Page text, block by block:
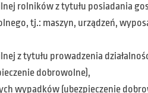
rolników z tytułu posiadania
tj.: maszyn, urządzeń,
z tytułu prowadzenia
dobrowolne),
wypadków (ubezpieczenie